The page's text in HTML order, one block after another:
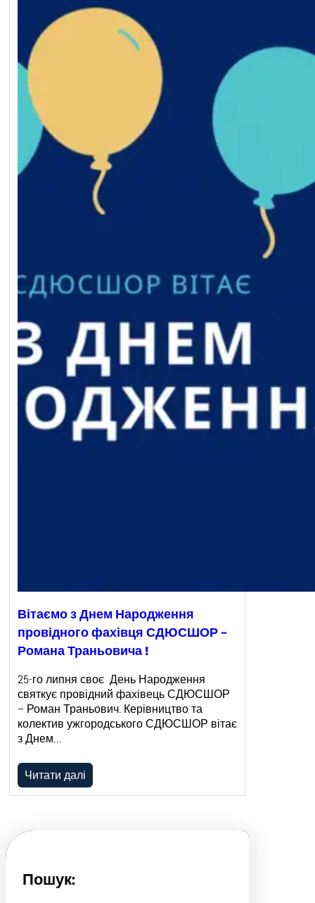
Вітаємо з Днем Народження
провідного фахівця СДЮСШОР –
Романа Траньовича !
25-го липня своє День Народження
святкує провідний фахівець СДЮСШОР
– Роман Траньович. Керівництво та
колектив ужгородського СДЮСШОР вітає
з Днем…
Читати далі
Пошук: